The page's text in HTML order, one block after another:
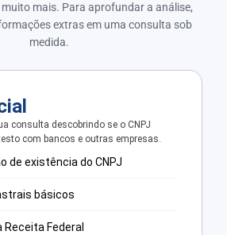
mais. Para aprofundar a análise,
extras em uma consulta sob
medida.
consulta descobrindo se o CNPJ
com bancos e outras empresas.
de existência do CNPJ
básicos
Receita Federal